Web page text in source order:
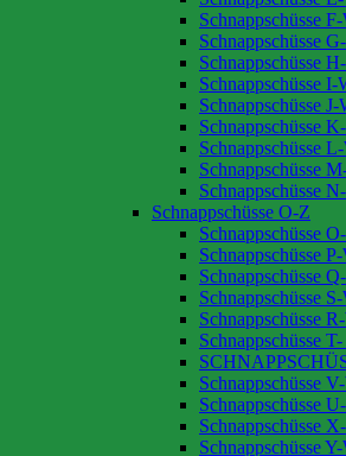
Schnappschüsse
Schnappschüsse
Schnappschüsse
Schnappschüsse I-
Schnappschüsse
Schnappschüsse
Schnappschüsse
Schnappschüsse
Schnappschüsse
Schnappschüsse O-Z
Schnappschüsse
Schnappschüsse
Schnappschüsse
Schnappschüsse
Schnappschüsse
Schnappschüsse
Schnappschüsse
Schnappschüsse
Schnappschüsse
Schnappschüsse